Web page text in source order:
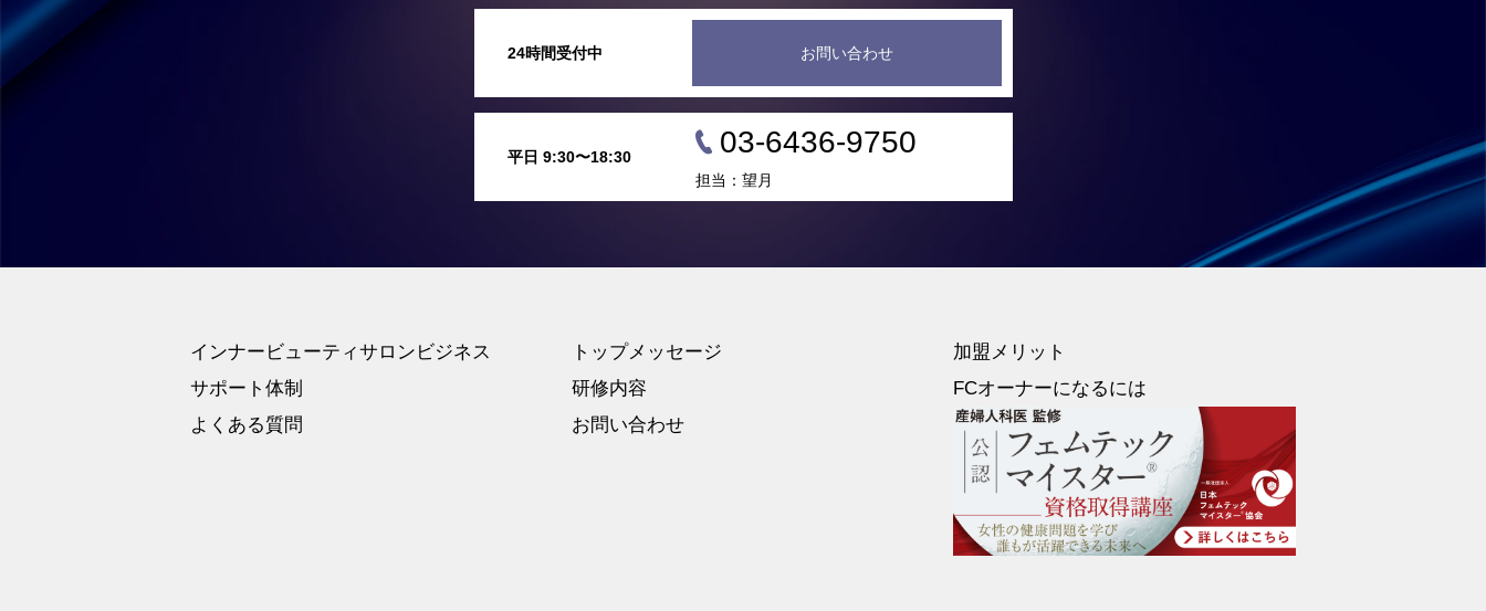
24時間受付中 お問い合わせ
平日 9:30〜18:30 03-6436-9750
担当：望月
インナービューティサロンビジネス トップメッセージ
加盟メリット
サポート体制
研修内容
FCオーナーになるには
よくある質問
お問い合わせ